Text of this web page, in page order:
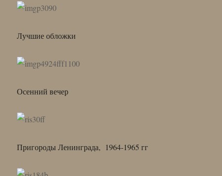
Лучшие обложки
Осенний вечер
Пригороды Ленинграда, 1964-1965 гг